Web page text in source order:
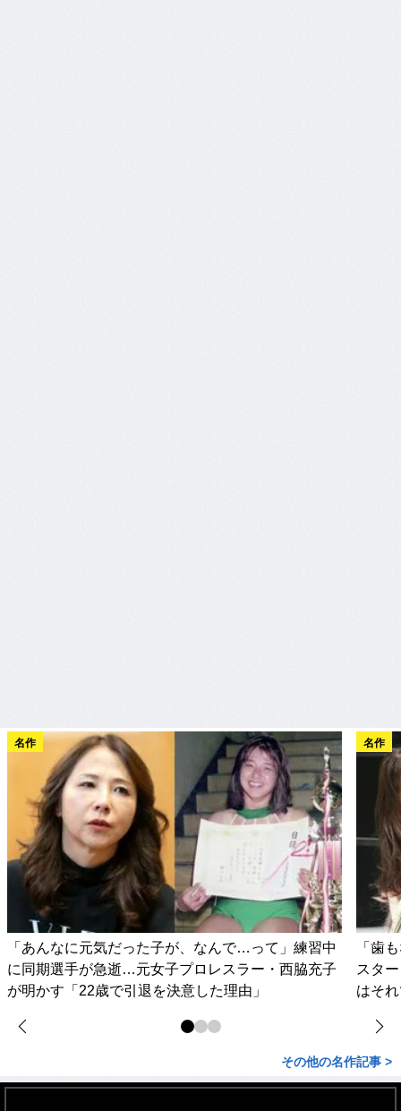
名作
「あんなに元気だった子が、なんで…って」練習中
に同期選手が急逝…元女子プロレスラー・西脇充子
が明かす「22歳で引退を決意した理由」
名作
「歯
スタ
はそ
その他の名作記事 >